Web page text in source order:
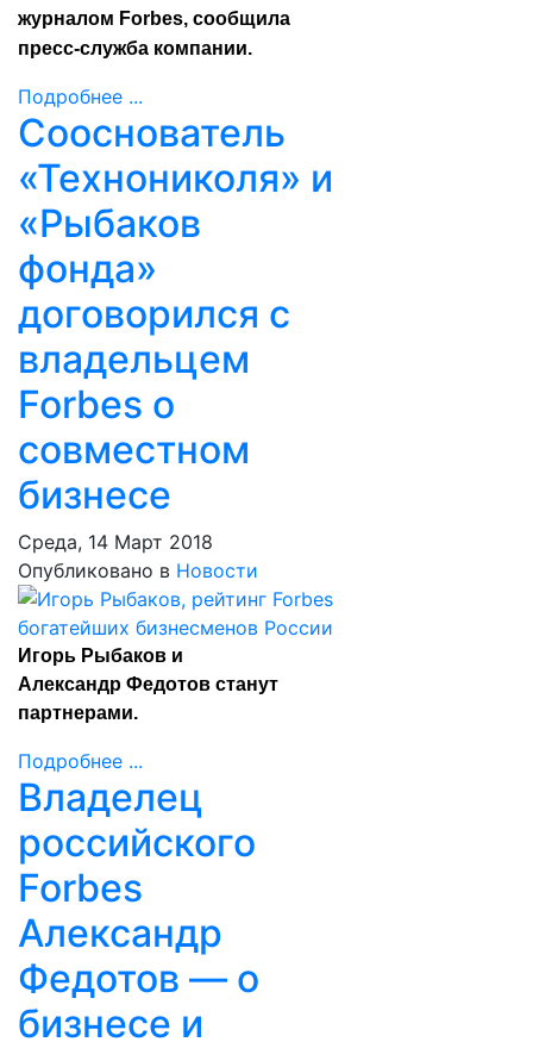
журналом Forbes, сообщила
пресс-служба компании.
Подробнее ...
Сооснователь
«Технониколя» и
«Рыбаков
фонда»
договорился с
владельцем
Forbes о
совместном
бизнесе
Среда, 14 Март 2018
Опубликовано в Новости
Игорь Рыбаков и
Александр Федотов станут
партнерами.
Подробнее ...
Владелец
российского
Forbes
Александр
Федотов — о
бизнесе и